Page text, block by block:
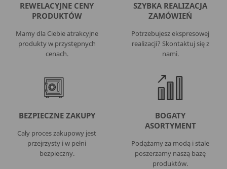
REWELACYJNE CENY
PRODUKTÓW
Mamy dla Ciebie atrakcyjne
produkty w przystępnych
cenach.
SZYBKA REALIZACJA
ZAMÓWIEŃ
Potrzebujesz ekspresowej
realizacji? Skontaktuj się z
nami.
BEZPIECZNE ZAKUPY
Cały proces zakupowy jest
przejrzysty i w pełni
bezpieczny.
BOGATY
ASORTYMENT
Podążamy za modą i stale
poszerzamy naszą bazę
produktów.